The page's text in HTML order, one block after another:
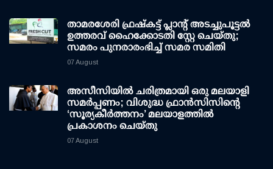
താമരശേരി ഫ്രഷ്കട്ട് പ്ലാന്റ് അടച്ചുപൂട്ടൽ
ഉത്തരവ് ഹൈക്കോടതി സ്റ്റേ ചെയ്തു;
സമരം പുനരാരംഭിച്ച് സമര സമിതി
07 August
അസീസിയിൽ ചരിത്രമായി ഒരു മലയാളി
സമർപ്പണം; വിശുദ്ധ ഫ്രാൻസിസിന്റെ
‘സൂര്യകീർത്തനം’ മലയാളത്തിൽ
പ്രകാശനം ചെയ്തു
07 August